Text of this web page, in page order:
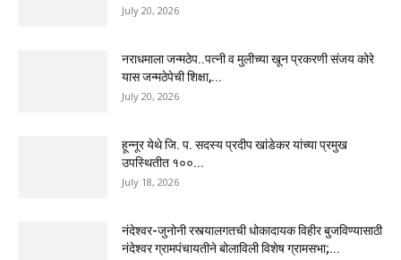
July 20, 2026
नराधमाला जन्मठेप..पत्नी व मुलीच्या खून प्रकरणी संजय कोरे
यास जन्मठेपेची शिक्षा,...
July 20, 2026
हून्नूर येथे जि. प. सदस्य प्रदीप खांडेकर यांच्या प्रमुख
उपस्थितीत १००...
July 18, 2026
नंदेश्वर-जुनोनी रस्त्यालगतची धोकादायक विहीर बुजविण्यासाठी
नंदेश्वर ग्रामपंचायतीने बोलाविली विशेष ग्रामसभा;...